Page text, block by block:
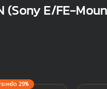
(Sony E/FE-
ะหยัด 29%